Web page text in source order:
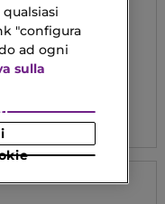
FIRMING NUIT
Notte Anti-Età
€
"configura
ad ogni
sulla